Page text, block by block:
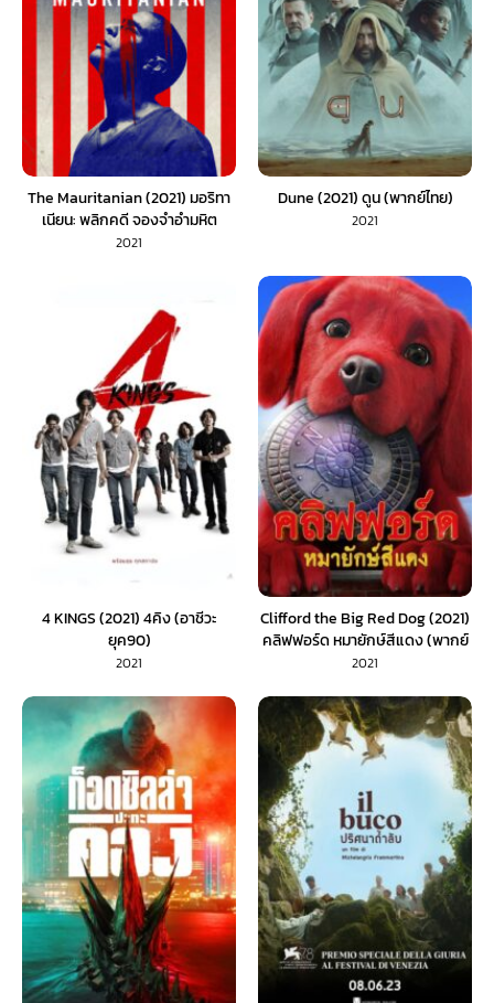
The Mauritanian (2021) มอริทา
เนียน: พลิกคดี จองจำอำมหิต
(พากย์ไทย)
2021
Dune (2021) ดูน (พากย์ไทย)
2021
4 KINGS (2021) 4คิง (อาชีวะ
ยุค90)
2021
Clifford the Big Red Dog (2021)
คลิฟฟอร์ด หมายักษ์สีแดง (พากย์
ไทย)
2021